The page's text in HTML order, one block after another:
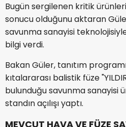
Bugün sergilenen kritik
sonucu olduğunu aktaran
savunma sanayisi
bilgi verdi.
Bakan Güler, tanıtım
kıtalararası balistik füze
bulunduğu savunma sanayisi
standın açılışı yaptı.
MEVCUT HAVA VE FÜZE